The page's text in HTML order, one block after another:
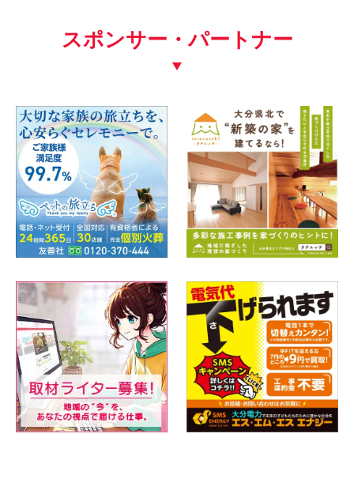
スポンサー・パートナー